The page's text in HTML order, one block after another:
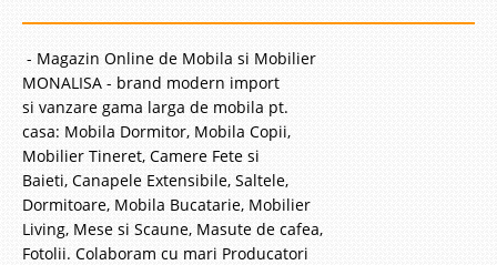
Canapea moderna eleganta Ferra
rosu caramiziu 3 locuri
Canapele si fotolii moderne Ferra 3 locuri rosu caramiziu Pentru o
amenajare reusita pe stil modern si elegat va recomandam o canapea
moderna pt. living ce se impune prin linia de design eleganta si aerul
avangardist. Si oferta de pret canapea l..
- Magazin Online de Mobila si Mobilier
MONALISA - brand modern import
si vanzare gama larga de mobila pt.
casa: Mobila Dormitor, Mobila Copii,
Mobilier Tineret, Camere Fete si
Baieti, Canapele Extensibile, Saltele,
Dormitoare, Mobila Bucatarie, Mobilier
Living, Mese si Scaune, Masute de cafea,
Fotolii. Colaboram cu mari Producatori